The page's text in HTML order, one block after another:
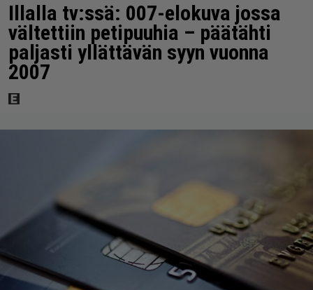
Illalla tv:ssä: 007-elokuva jossa
vältettiin petipuuhia – päätähti
paljasti yllättävän syyn vuonna
2007